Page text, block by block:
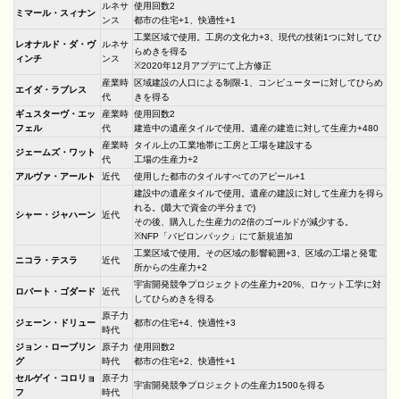
ミマール・スィナン
ルネサ
ンス
使用回数2
都市の住宅+1、快適性+1
レオナルド・ダ・ヴ
ィンチ
ルネサ
ンス
工業区域で使用。工房の文化力+3、現代の技術1つに対してひ
らめきを得る
※2020年12月アプデにて上方修正
エイダ・ラブレス
産業時
代
区域建設の人口による制限-1、コンピューターに対してひらめ
きを得る
ギュスターヴ・エッ
フェル
産業時
代
使用回数2
建造中の遺産タイルで使用。遺産の建造に対して生産力+480
ジェームズ・ワット
産業時
代
タイル上の工業地帯に工房と工場を建設する
工場の生産力+2
アルヴァ・アールト
近代 使用した都市のタイルすべてのアピール+1
シャー・ジャハーン 近代
建設中の遺産タイルで使用。遺産の建設に対して生産力を得ら
れる。(最大で資金の半分まで)
その後、購入した生産力の2倍のゴールドが減少する。
※NFP「バビロンパック」にて新規追加
ニコラ・テスラ 近代
工業区域で使用。その区域の影響範囲+3、区域の工場と発電
所からの生産力+2
ロバート・ゴダード 近代
宇宙開発競争プロジェクトの生産力+20%、ロケット工学に対
してひらめきを得る
ジェーン・ドリュー
原子力
時代
都市の住宅+4、快適性+3
ジョン・ローブリン
グ
原子力
時代
使用回数2
都市の住宅+2、快適性+1
セルゲイ・コロリョ
フ
原子力
時代
宇宙開発競争プロジェクトの生産力1500を得る